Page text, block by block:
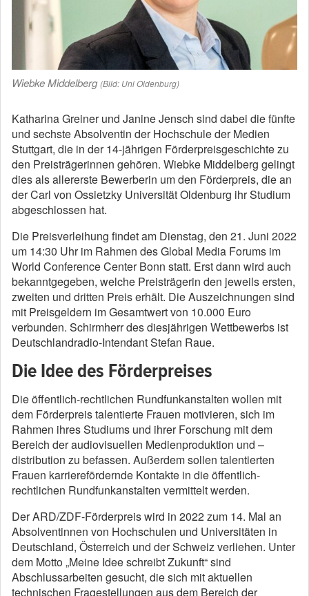
Wiebke Middelberg (Bild: Uni Oldenburg)
Katharina Greiner und Janine Jensch sind dabei die fünfte
und sechste Absolventin der Hochschule der Medien
Stuttgart, die in der 14-jährigen Förderpreisgeschichte zu
den Preisträgerinnen gehören. Wiebke Middelberg gelingt
dies als allererste Bewerberin um den Förderpreis, die an
der Carl von Ossietzky Universität Oldenburg ihr Studium
abgeschlossen hat.
Die Preisverleihung findet am Dienstag, den 21. Juni 2022
um 14:30 Uhr im Rahmen des Global Media Forums im
World Conference Center Bonn statt. Erst dann wird auch
bekanntgegeben, welche Preisträgerin den jeweils ersten,
zweiten und dritten Preis erhält. Die Auszeichnungen sind
mit Preisgeldern im Gesamtwert von 10.000 Euro
verbunden. Schirmherr des diesjährigen Wettbewerbs ist
Deutschlandradio-Intendant Stefan Raue.
Die Idee des Förderpreises
Die öffentlich-rechtlichen Rundfunkanstalten wollen mit
dem Förderpreis talentierte Frauen motivieren, sich im
Rahmen ihres Studiums und ihrer Forschung mit dem
Bereich der audiovisuellen Medienproduktion und –
distribution zu befassen. Außerdem sollen talentierten
Frauen karrierefördernde Kontakte in die öffentlich-
rechtlichen Rundfunkanstalten vermittelt werden.
Der ARD/ZDF-Förderpreis wird in 2022 zum 14. Mal an
Absolventinnen von Hochschulen und Universitäten in
Deutschland, Österreich und der Schweiz verliehen. Unter
dem Motto „Meine Idee schreibt Zukunft“ sind
Abschlussarbeiten gesucht, die sich mit aktuellen
technischen Fragestellungen aus dem Bereich der